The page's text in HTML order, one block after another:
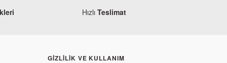
Hızlı Teslimat
GIZLILIK VE KULLANIM